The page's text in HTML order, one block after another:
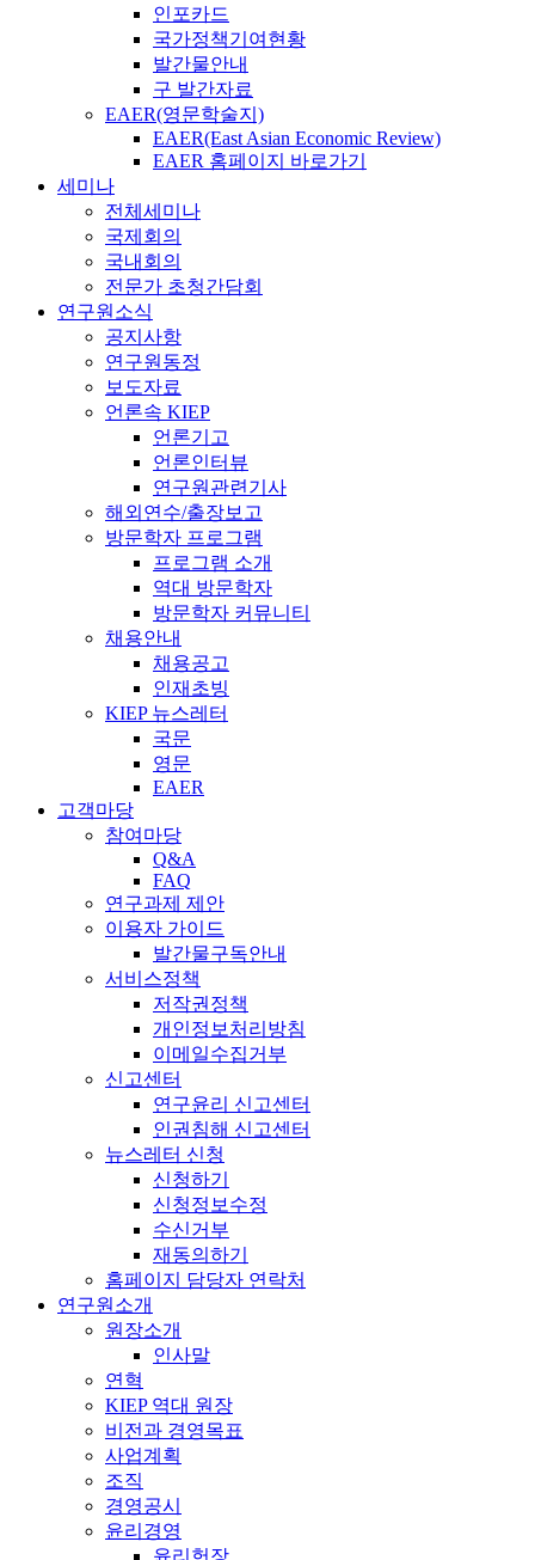
인포카드
국가정책기여현황
발간물안내
구 발간자료
EAER(영문학술지)
EAER(East Asian Economic Review)
EAER 홈페이지 바로가기
세미나
전체세미나
국제회의
국내회의
전문가 초청간담회
연구원소식
공지사항
연구원동정
보도자료
언론속 KIEP
언론기고
언론인터뷰
연구원관련기사
해외연수/출장보고
방문학자 프로그램
프로그램 소개
역대 방문학자
방문학자 커뮤니티
채용안내
채용공고
인재초빙
KIEP 뉴스레터
국문
영문
EAER
고객마당
참여마당
Q&A
FAQ
연구과제 제안
이용자 가이드
발간물구독안내
서비스정책
저작권정책
개인정보처리방침
이메일수집거부
신고센터
연구윤리 신고센터
인권침해 신고센터
뉴스레터 신청
신청하기
신청정보수정
수신거부
재동의하기
홈페이지 담당자 연락처
연구원소개
원장소개
인사말
연혁
KIEP 역대 원장
비전과 경영목표
사업계획
조직
경영공시
윤리경영
윤리헌장